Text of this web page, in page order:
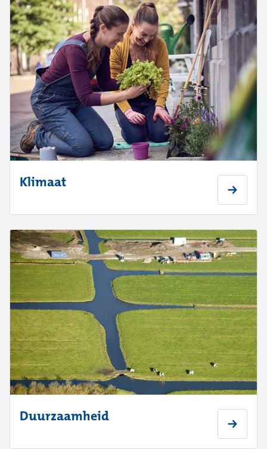
Klimaat
Duurzaamheid